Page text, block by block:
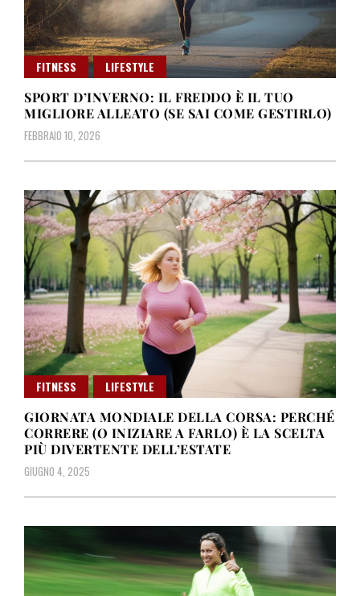
FITNESS
LIFESTYLE
SPORT D’INVERNO: IL FREDDO È IL TUO
MIGLIORE ALLEATO (SE SAI COME GESTIRLO)
FEBBRAIO 10, 2026
FITNESS
LIFESTYLE
GIORNATA MONDIALE DELLA CORSA: PERCHÉ
CORRERE (O INIZIARE A FARLO) È LA SCELTA
PIÙ DIVERTENTE DELL’ESTATE
GIUGNO 4, 2025